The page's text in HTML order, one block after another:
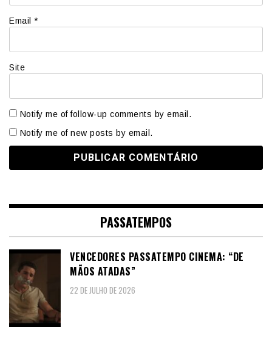
Email *
Site
Notify me of follow-up comments by email.
Notify me of new posts by email.
PASSATEMPOS
VENCEDORES PASSATEMPO CINEMA: “DE
MÃOS ATADAS”
22 DE JULHO DE 2026